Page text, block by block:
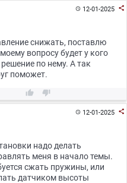
12-01-2025 
снижать, поставлю
вопросу будет у кого
по нему. А так
поможет.
 
12-01-2025 
надо делать
меня в начало темы.
сжать пружины, или
датчиком высоты